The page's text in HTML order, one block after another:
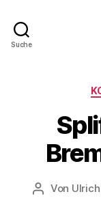
Suche
Von